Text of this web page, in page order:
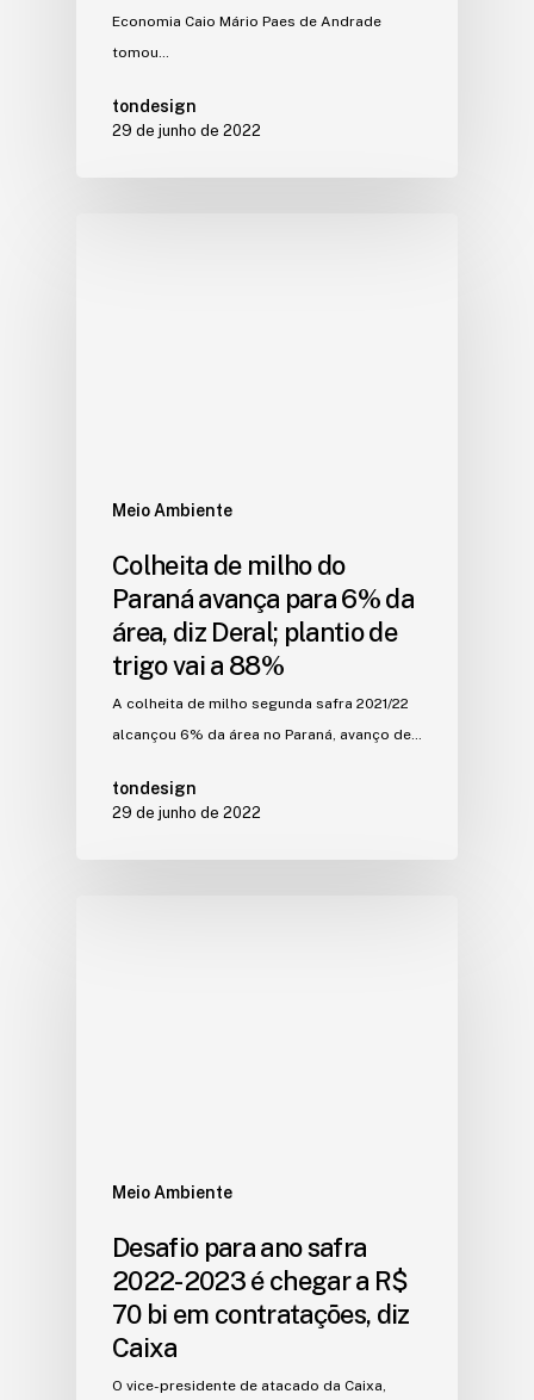
Economia Caio Mário Paes de Andrade
tomou…
tondesign
29 de junho de 2022
Meio Ambiente
Colheita de milho do
Paraná avança para 6% da
área, diz Deral; plantio de
trigo vai a 88%
A colheita de milho segunda safra 2021/22
alcançou 6% da área no Paraná, avanço de…
tondesign
29 de junho de 2022
Meio Ambiente
Desafio para ano safra
2022-2023 é chegar a R$
70 bi em contratações, diz
Caixa
O vice-presidente de atacado da Caixa,